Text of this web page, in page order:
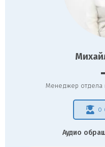
Менеджер отдела
о
Аудио